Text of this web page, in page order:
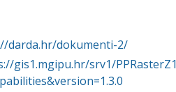
darda.hr/dokumenti-2/
gis1.mgipu.hr/srv1/